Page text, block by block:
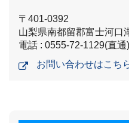
〒401-0392
山梨県南都留郡富士河口
電話 : 0555-72-1129(直通)
お問い合わせはこち